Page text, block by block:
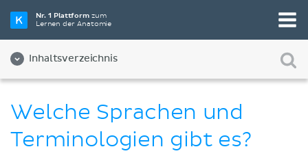
Nr. 1 Plattformzum
Lernen der Anatomie
Inhaltsverzeichnis
Wähle die beste Lernmethode für dich
Videos
Welche Sprachen und
Terminologien gibt es?